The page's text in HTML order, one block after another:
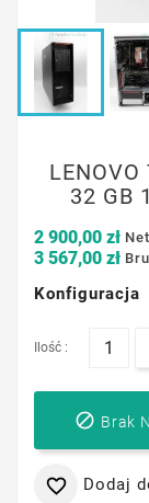
32 GB
2 900,00 zł
3 567,00 zł
Konfiguracja
Ilość :
 Brak
 Dodaj